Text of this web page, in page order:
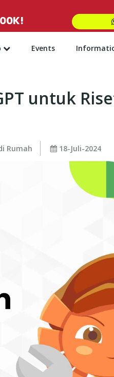
Events
untuk
Rumah 18-Juli-2024